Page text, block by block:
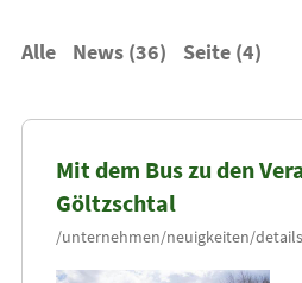
Alle News (36) Seite (4)
Mit dem Bus zu den
Göltzschtal